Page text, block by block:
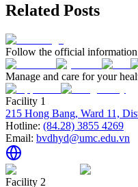
Related Posts
Follow the official
Manage and care for your
Facility 1
215 Hong Bang, Ward 11,
Hotline: (84.28) 3855 4269
Email: bvdhyd@umc.edu.vn
Facility 2